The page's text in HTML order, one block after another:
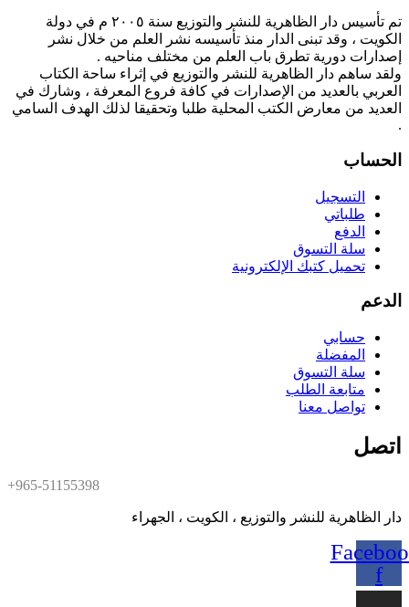
تم تأسيس دار الظاهرية للنشر والتوزيع سنة ٢٠٠٥ م في دولة
الكويت ، وقد تبنى الدار منذ تأسيسه نشر العلم من خلال نشر
إصدارات دورية تطرق باب العلم من مختلف مناحيه .
ولقد ساهم دار الظاهرية للنشر والتوزيع في إثراء ساحة الكتاب
العربي بالعديد من الإصدارات في كافة فروع المعرفة ، وشارك في
العديد من معارض الكتب المحلية طلبا وتحقيقا لذلك الهدف السامي
.
الحساب
التسجيل
طلباتي
الدفع
سلة التسوق
تحميل كتبك الإلكترونية
الدعم
حسابي
المفضلة
سلة التسوق
متابعة الطلب
تواصل معنا
اتصل
+965-51155398
دار الظاهرية للنشر والتوزيع ، الكويت ، الجهراء
f